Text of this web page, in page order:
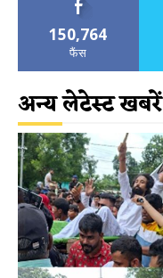
150,764
फैंस
अन्य लेटेस्ट खबरें